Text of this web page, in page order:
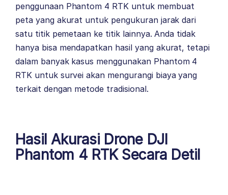
penggunaan Phantom 4 RTK untuk membuat
peta yang akurat untuk pengukuran jarak dari
satu titik pemetaan ke titik lainnya. Anda tidak
hanya bisa mendapatkan hasil yang akurat, tetapi
dalam banyak kasus menggunakan Phantom 4
RTK untuk survei akan mengurangi biaya yang
terkait dengan metode tradisional.
Hasil Akurasi Drone DJI
Phantom 4 RTK Secara Detil